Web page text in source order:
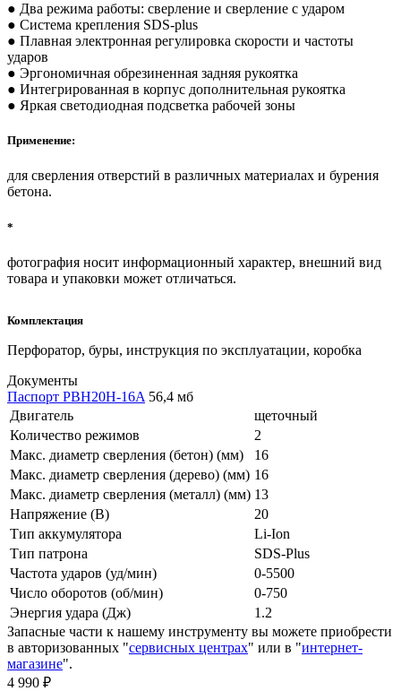
● Два режима работы: сверление и сверление с ударом
● Система крепления SDS-plus
● Плавная электронная регулировка скорости и частоты
ударов
● Эргономичная обрезиненная задняя рукоятка
● Интегрированная в корпус дополнительная рукоятка
● Яркая светодиодная подсветка рабочей зоны
Применение:
для сверления отверстий в различных материалах и бурения
бетона.
*
фотография носит информационный характер, внешний вид
товара и упаковки может отличаться.
Комплектация
Перфоратор, буры, инструкция по эксплуатации, коробка
Документы
Паспорт PBH20H-16A 56,4 мб
Двигатель
щеточный
Количество режимов
2
Макс. диаметр сверления (бетон) (мм)
16
Макс. диаметр сверления (дерево) (мм) 16
Макс. диаметр сверления (металл) (мм) 13
Напряжение (В)
20
Тип аккумулятора
Li-Ion
Тип патрона
SDS-Plus
Частота ударов (уд/мин)
0-5500
Число оборотов (об/мин)
0-750
Энергия удара (Дж)
1.2
Запасные части к нашему инструменту вы можете приобрести
в авторизованных "сервисных центрах" или в "интернет-
магазине".
4 990 ₽